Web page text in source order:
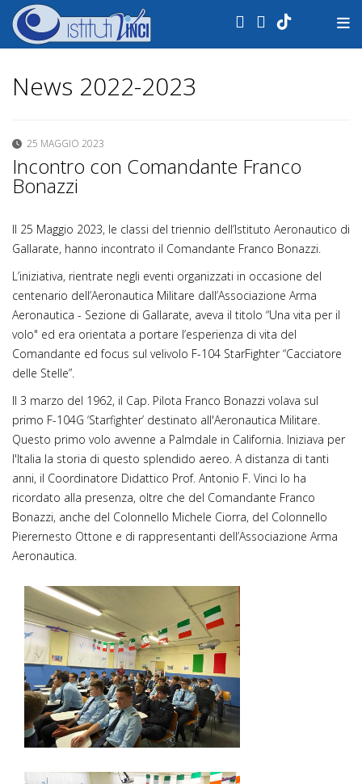
.
News 2022-2023
25 MAGGIO 2023
Incontro con Comandante Franco
Bonazzi
Il 25 Maggio 2023, le classi del triennio dell’Istituto Aeronautico di
Gallarate, hanno incontrato il Comandante Franco Bonazzi.
L’iniziativa, rientrate negli eventi organizzati in occasione del
centenario dell’Aeronautica Militare dall’Associazione Arma
Aeronautica - Sezione di Gallarate, aveva il titolo “Una vita per il
volo" ed era orientata a portare l’esperienza di vita del
Comandante ed focus sul velivolo F-104 StarFighter “Cacciatore
delle Stelle”.
Il 3 marzo del 1962, il Cap. Pilota Franco Bonazzi volava sul
primo F-104G ‘Starfighter’ destinato all'Aeronautica Militare.
Questo primo volo avvenne a Palmdale in California. Iniziava per
l'Italia la storia di questo splendido aereo. A distanza di tanti
anni, il Coordinatore Didattico Prof. Antonio F. Vinci lo ha
ricordato alla presenza, oltre che del Comandante Franco
Bonazzi, anche del Colonnello Michele Ciorra, del Colonnello
Pierernesto Ottone e di rappresentanti dell’Associazione Arma
Aeronautica.